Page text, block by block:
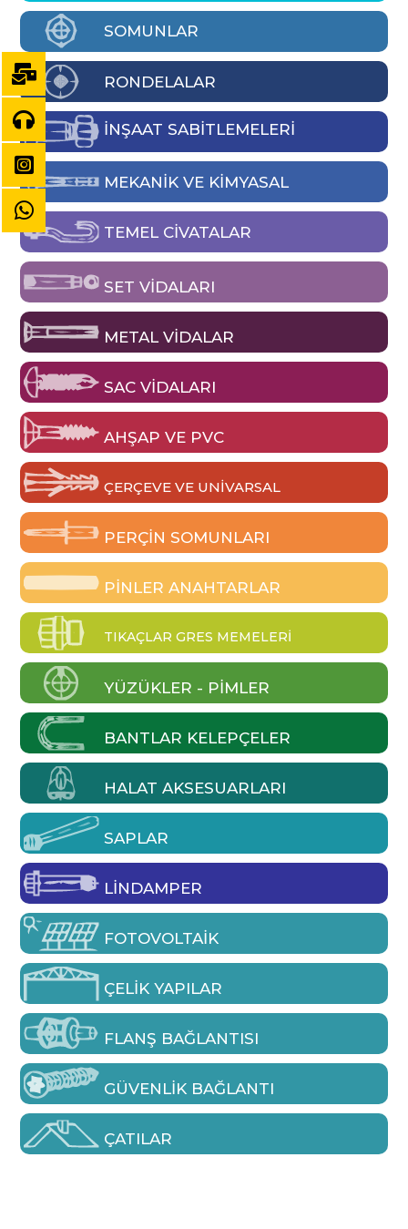
SOMUNLAR
RONDELALAR
İNŞAAT SABİTLEMELERİ
MEKANIK VE KIMYASAL
TEMEL CIVATALAR
SET VIDALARI
METAL VIDALAR
SAC VIDALARI
AHŞAP VE PVC
ÇERÇEVE VE UNIVARSAL
PERÇIN SOMUNLARI
PINLER ANAHTARLAR
TIKAÇLAR GRES MEMELERI
YÜZÜKLER - PIMLER
BANTLAR KELEPÇELER
HALAT AKSESUARLARI
SAPLAR
LINDAMPER
FOTOVOLTAIK
ÇELIK YAPILAR
FLANŞ BAĞLANTISI
GÜVENLIK BAĞLANTI
ÇATILAR